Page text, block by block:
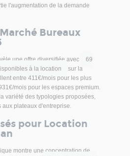
que la gare dessert plusieurs
internationale : l'École
des Travaux de la
et l'École Normale Supérieure
commune aux portes de Paris
commerçants du centre-ville
dynamiques (magasin bio,
boulangeries, caviste,
de restaurants, des espaces
et les coteaux.
par votre interlocuteur dédié
jusqu'à 190 Euros HT/m² (en
l'augmentation de la demande
Bureaux
une offre diversifiée avec
69
à la location
sur la
entre 411€/mois pour les plus
mois pour les espaces premium.
variété des typologies proposées,
plateaux d'entreprise.
pour Location
montre une concentration de